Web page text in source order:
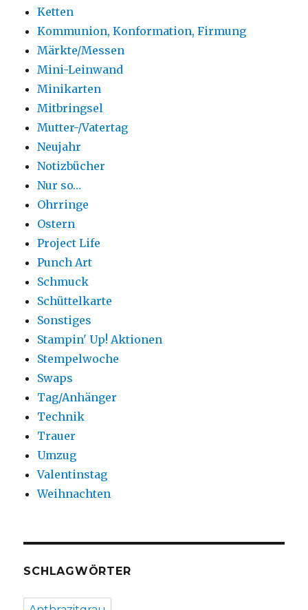
Ketten
Kommunion, Konformation, Firmung
Märkte/Messen
Mini-Leinwand
Minikarten
Mitbringsel
Mutter-/Vatertag
Neujahr
Notizbücher
Nur so…
Ohrringe
Ostern
Project Life
Punch Art
Schmuck
Schüttelkarte
Sonstiges
Stampin' Up! Aktionen
Stempelwoche
Swaps
Tag/Anhänger
Technik
Trauer
Umzug
Valentinstag
Weihnachten
SCHLAGWÖRTER